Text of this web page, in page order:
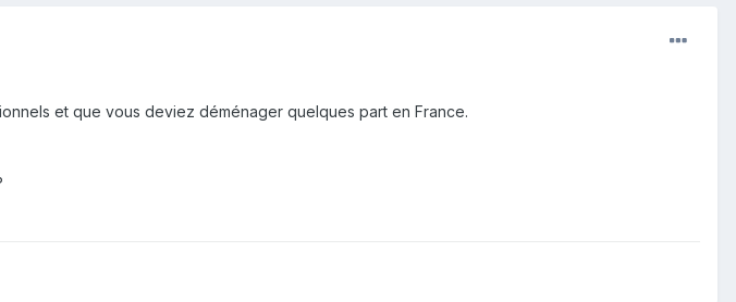
et que vous deviez déménager quelques part en France.